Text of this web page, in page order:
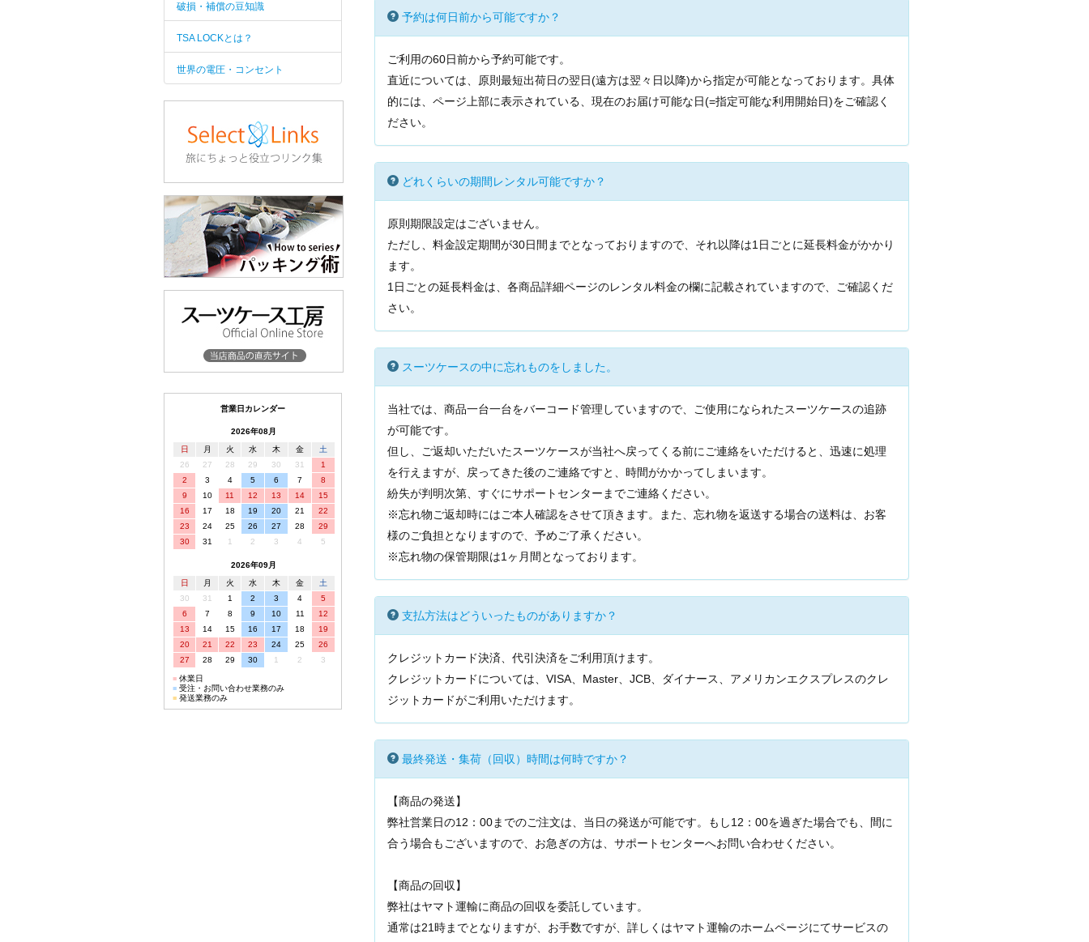
予約は何日前から可能ですか？
ご利用の60日前から予約可能です。
直近については、原則最短出荷日の翌日(遠方は翌々日以降)から指定が可能となっております。具体
的には、ページ上部に表示されている、現在のお届け可能な日(=指定可能な利用開始日)をご確認く
ださい。
どれくらいの期間レンタル可能ですか？
原則期限設定はございません。
ただし、料金設定期間が30日間までとなっておりますので、それ以降は1日ごとに延長料金がかかり
ます。
1日ごとの延長料金は、各商品詳細ページのレンタル料金の欄に記載されていますので、ご確認くだ
さい。
スーツケースの中に忘れものをしました。
当社では、商品一台一台をバーコード管理していますので、ご使用になられたスーツケースの追跡
が可能です。
但し、ご返却いただいたスーツケースが当社へ戻ってくる前にご連絡をいただけると、迅速に処理
を行えますが、戻ってきた後のご連絡ですと、時間がかかってしまいます。
紛失が判明次第、すぐにサポートセンターまでご連絡ください。
※忘れ物ご返却時にはご本人確認をさせて頂きます。また、忘れ物を返送する場合の送料は、お客
様のご負担となりますので、予めご了承ください。
※忘れ物の保管期限は1ヶ月間となっております。
支払方法はどういったものがありますか？
クレジットカード決済、代引決済をご利用頂けます。
クレジットカードについては、VISA、Master、JCB、ダイナース、アメリカンエクスプレスのクレ
ジットカードがご利用いただけます。
最終発送・集荷（回収）時間は何時ですか？
【商品の発送】
弊社営業日の12：00までのご注文は、当日の発送が可能です。もし12：00を過ぎた場合でも、間に
合う場合もございますので、お急ぎの方は、サポートセンターへお問い合わせください。
【商品の回収】
弊社はヤマト運輸に商品の回収を委託しています。
通常は21時までとなりますが、お手数ですが、詳しくはヤマト運輸のホームページにてサービスの
破損・補償の豆知識
TSA LOCKとは？
世界の電圧・コンセント
営業日カレンダー
2026年08月
日
月 火 水 木 金
土
26
27 28 29 30 31
1
2
3 4 5 6 7
8
9
10 11 12 13 14
15
16
17 18 19 20 21
22
23
24 25 26 27 28
29
30
31 1 2 3 4 5
2026年09月
日
月 火 水 木 金
土
30
31 1 2 3 4
5
6
7 8 9 10 11
12
13
14 15 16 17 18
19
20
21 22 23 24 25
26
27
28 29 30 1 2 3
■ 休業日
■ 受注・お問い合わせ業務のみ
■ 発送業務のみ